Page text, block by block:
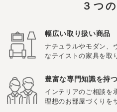
３つ
幅広い取り扱い商品
ナチュラルやモダン、
なテイストの家具を取
豊富な専門知識を持
インテリアのご相談を
理想のお部屋づくりを